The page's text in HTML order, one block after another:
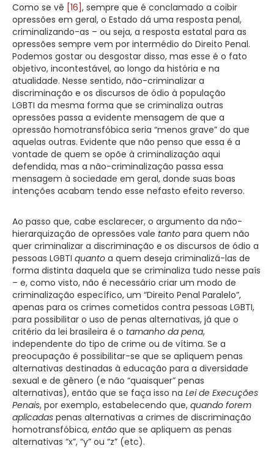
Como se vê [16], sempre que é conclamado a coibir
opressões em geral, o Estado dá uma resposta penal,
criminalizando-as – ou seja, a resposta estatal para as
opressões sempre vem por intermédio do Direito Penal.
Podemos gostar ou desgostar disso, mas esse é o fato
objetivo, incontestável, ao longo da história e na
atualidade. Nesse sentido, não-criminalizar a
discriminação e os discursos de ódio à população
LGBTI da mesma forma que se criminaliza outras
opressões passa a evidente mensagem de que a
opressão homotransfóbica seria “menos grave” do que
aquelas outras. Evidente que não penso que essa é a
vontade de quem se opõe à criminalização aqui
defendida, mas a não-criminalização passa essa
mensagem à sociedade em geral, donde suas boas
intenções acabam tendo esse nefasto efeito reverso.
Ao passo que, cabe esclarecer, o argumento da não-
hierarquização de opressões vale tanto para quem não
quer criminalizar a discriminação e os discursos de ódio a
pessoas LGBTI quanto a quem deseja criminalizá-las de
forma distinta daquela que se criminaliza tudo nesse país
– e, como visto, não é necessário criar um modo de
criminalização específico, um “Direito Penal Paralelo”,
apenas para os crimes cometidos contra pessoas LGBTI,
para possibilitar o uso de penas alternativas, já que o
critério da lei brasileira é o tamanho da pena,
independente do tipo de crime ou de vítima. Se a
preocupação é possibilitar-se que se apliquem penas
alternativas destinadas à educação para a diversidade
sexual e de gênero (e não “quaisquer” penas
alternativas), então que se faça isso na Lei de Execuções
Penais, por exemplo, estabelecendo que, quando forem
aplicadas penas alternativas a crimes de discriminação
homotransfóbica, então que se apliquem as penas
alternativas “x”, “y” ou “z” (etc).